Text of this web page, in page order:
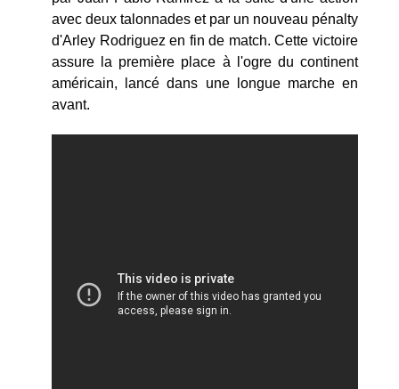
avec deux talonnades et par un nouveau pénalty
d'Arley Rodriguez en fin de match. Cette victoire
assure la première place à l'ogre du continent
américain, lancé dans une longue marche en
avant.